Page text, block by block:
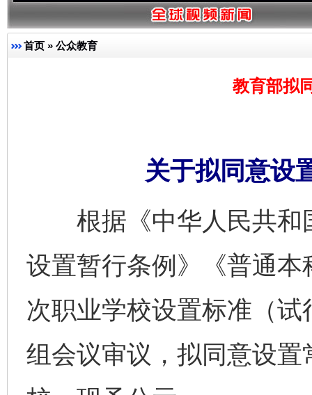
首页 » 公众教育
教育部拟
关于拟同意设
根据《中华人民共和
设置暂行条例》《普通
次职业学校设置标准（
组会议审议，拟同意设